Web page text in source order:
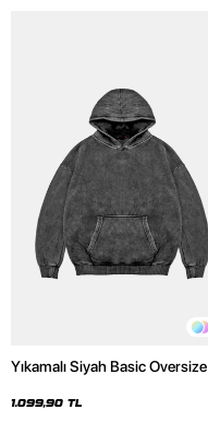
Yıkamalı Siyah Basic Oversize
1.099,90 TL